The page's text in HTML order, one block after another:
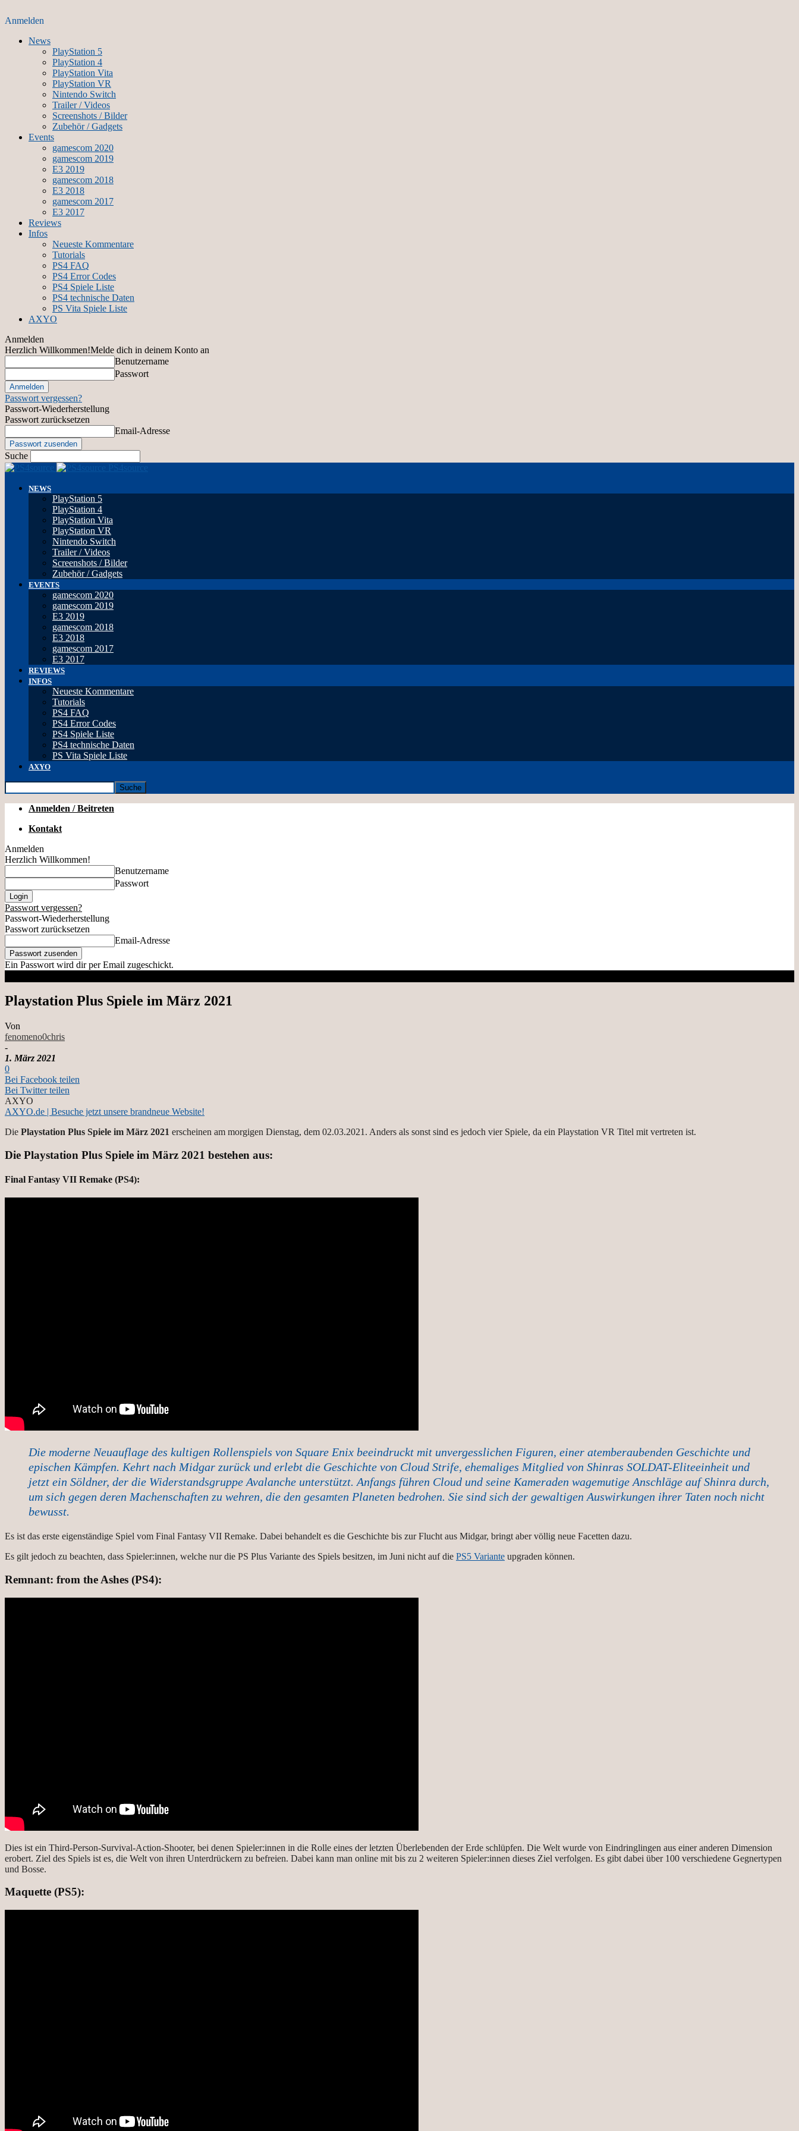
Anmelden
News
PlayStation 5
PlayStation 4
PlayStation Vita
PlayStation VR
Nintendo Switch
Trailer / Videos
Screenshots / Bilder
Zubehör / Gadgets
Events
gamescom 2020
gamescom 2019
E3 2019
gamescom 2018
E3 2018
gamescom 2017
E3 2017
Reviews
Infos
Neueste Kommentare
Tutorials
PS4 FAQ
PS4 Error Codes
PS4 Spiele Liste
PS4 technische Daten
PS Vita Spiele Liste
AXYO
Anmelden
Herzlich Willkommen!Melde dich in deinem Konto an
Benutzername
Passwort
Passwort vergessen?
Passwort-Wiederherstellung
Passwort zurücksetzen
Email-Adresse
Suche
NEWS
PlayStation 5
PlayStation 4
PlayStation Vita
PlayStation VR
Nintendo Switch
Trailer / Videos
Screenshots / Bilder
Zubehör / Gadgets
EVENTS
gamescom 2020
gamescom 2019
E3 2019
gamescom 2018
E3 2018
gamescom 2017
E3 2017
REVIEWS
INFOS
Neueste Kommentare
Tutorials
PS4 FAQ
PS4 Error Codes
PS4 Spiele Liste
PS4 technische Daten
PS Vita Spiele Liste
AXYO
Anmelden / Beitreten
Kontakt
Anmelden
Herzlich Willkommen!
Benutzername
Passwort
Passwort vergessen?
Passwort-Wiederherstellung
Passwort zurücksetzen
Email-Adresse
Ein Passwort wird dir per Email zugeschickt.
Playstation Plus Spiele im März 2021
Von
fenomeno0chris
-
1. März 2021
0
Bei Facebook teilen
Bei Twitter teilen
AXYO
AXYO.de | Besuche jetzt unsere brandneue Website!
Die Playstation Plus Spiele im März 2021 erscheinen am morgigen Dienstag, dem 02.03.2021. Anders als sonst sind es jedoch vier Spiele, da ein Playstation VR Titel mit vertreten ist.
Die Playstation Plus Spiele im März 2021 bestehen aus:
Final Fantasy VII Remake (PS4):
Die moderne Neuauflage des kultigen Rollenspiels von Square Enix beeindruckt mit unvergesslichen Figuren, einer atemberaubenden Geschichte und
epischen Kämpfen. Kehrt nach Midgar zurück und erlebt die Geschichte von Cloud Strife, ehemaliges Mitglied von Shinras SOLDAT-Eliteeinheit und
jetzt ein Söldner, der die Widerstandsgruppe Avalanche unterstützt. Anfangs führen Cloud und seine Kameraden wagemutige Anschläge auf Shinra durch,
um sich gegen deren Machenschaften zu wehren, die den gesamten Planeten bedrohen. Sie sind sich der gewaltigen Auswirkungen ihrer Taten noch nicht
bewusst.
Es ist das erste eigenständige Spiel vom Final Fantasy VII Remake. Dabei behandelt es die Geschichte bis zur Flucht aus Midgar, bringt aber völlig neue Facetten dazu.
Es gilt jedoch zu beachten, dass Spieler:innen, welche nur die PS Plus Variante des Spiels besitzen, im Juni nicht auf die PS5 Variante upgraden können.
Remnant: from the Ashes (PS4):
Dies ist ein Third-Person-Survival-Action-Shooter, bei denen Spieler:innen in die Rolle eines der letzten Überlebenden der Erde schlüpfen. Die Welt wurde von Eindringlingen aus einer anderen Dimension
erobert. Ziel des Spiels ist es, die Welt von ihren Unterdrückern zu befreien. Dabei kann man online mit bis zu 2 weiteren Spieler:innen dieses Ziel verfolgen. Es gibt dabei über 100 verschiedene Gegnertypen
und Bosse.
Maquette (PS5):